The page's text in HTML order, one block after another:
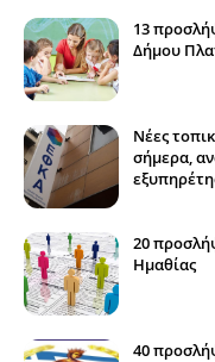
13
Δήμου
Νέες
σήμερα,
20
Ημαθίας
40